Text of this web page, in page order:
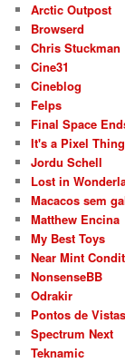
Arctic Outpost
Browserd
Chris Stuckman
Cine31
Cineblog
Felps
Final Space
It's a Pixel Thing
Jordu Schell
Lost in
Macacos sem
Matthew Encina
My Best Toys
Near Mint
NonsenseBB
Odrakir
Pontos de Vistas
Spectrum Next
Teknamic